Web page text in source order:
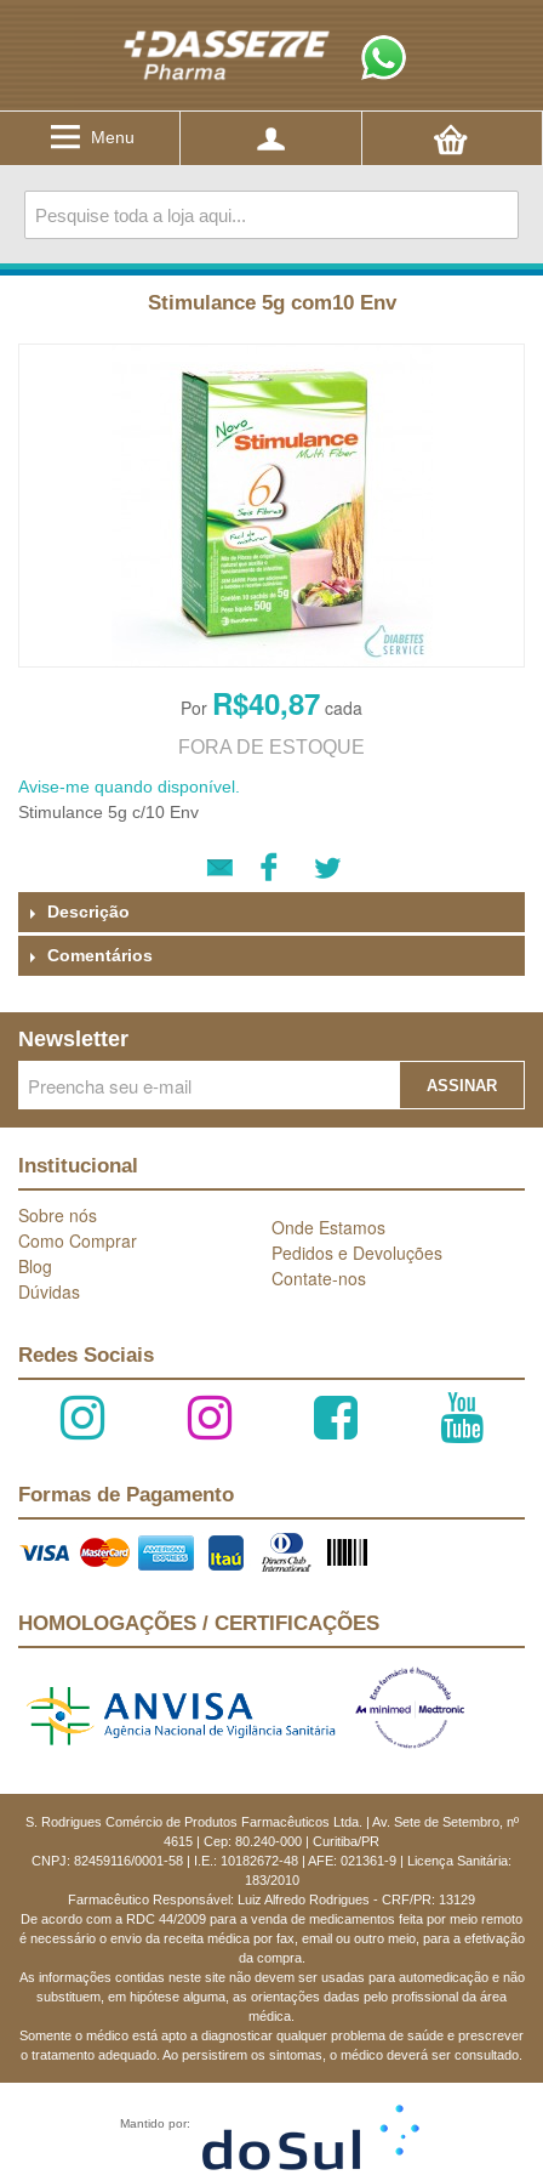
Menu
Stimulance 5g com10 Env
R$40,87
FORA DE ESTOQUE
Avise-me quando disponível.
Stimulance 5g c/10 Env
Descrição
Comentários
Newsletter
ASSINAR
Institucional
Sobre nós
Como Comprar
Blog
Dúvidas
Onde Estamos
Pedidos e Devoluções
Contate-nos
Redes Sociais
Formas de Pagamento
HOMOLOGAÇÕES / CERTIFICAÇÕES
S. Rodrigues Comércio de Produtos Farmacêuticos Ltda. | Av. Sete de Setembro, nº
4615 | Cep: 80.240-000 | Curitiba/PR
CNPJ: 82459116/0001-58 | I.E.: 10182672-48 | AFE: 021361-9 | Licença Sanitária:
183/2010
Farmacêutico Responsável: Luiz Alfredo Rodrigues - CRF/PR: 13129
De acordo com a RDC 44/2009 para a venda de medicamentos feita por meio remoto
é necessário o envio da receita médica por fax, email ou outro meio, para a efetivação
da compra.
As informações contidas neste site não devem ser usadas para automedicação e não
substituem, em hipótese alguma, as orientações dadas pelo profissional da área
médica.
Somente o médico está apto a diagnosticar qualquer problema de saúde e prescrever
o tratamento adequado. Ao persistirem os sintomas, o médico deverá ser consultado.
Mantido por: